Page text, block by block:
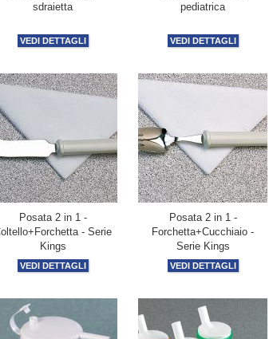
sdraietta
VEDI DETTAGLI
pediatrica
VEDI DETTAGLI
Posata 2 in 1 -
- Serie
Kings
VEDI DETTAGLI
Posata 2 in 1 -
Forchetta+Cucchiaio -
Serie Kings
VEDI DETTAGLI